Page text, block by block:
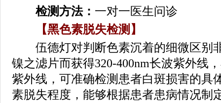
检测方法： 一对一医生问诊
【黑色素脱失检测】
伍德灯对判断色素沉着的细微区别
镍之滤片而获得320-400nm长波紫外线
紫外线，可准确检测患者白斑损害的具
素脱失程度，能够根据患者患病情况制